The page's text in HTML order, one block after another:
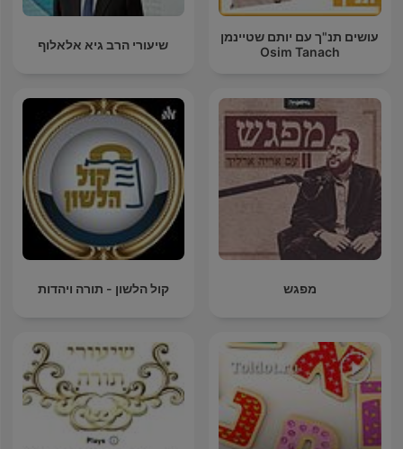
עושים תנ"ך עם יותם שטיינמן
Osim Tanach
שיעורי הרב גיא אלאלוף
מפגש קול הלשון - תורה ויהדות